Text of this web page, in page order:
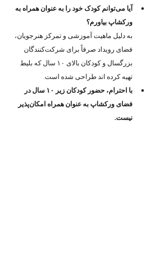
آیا می‌توانم کودک خود را به عنوان همراه به
ورکشاپ بیاورم؟
به دلیل ماهیت آموزشی و تمرکز هنرجویان،
فضای رویداد صرفاً برای شرکت‌کنندگان
بزرگسال و کودکان بالای ۱۰ سال که بلیط
تهیه کرده اند طراحی شده است.
با احترام، حضور کودکان زیر ۱۰ سال در
فضای ورکشاپ به عنوان همراه امکان‌پذیر
نیست.